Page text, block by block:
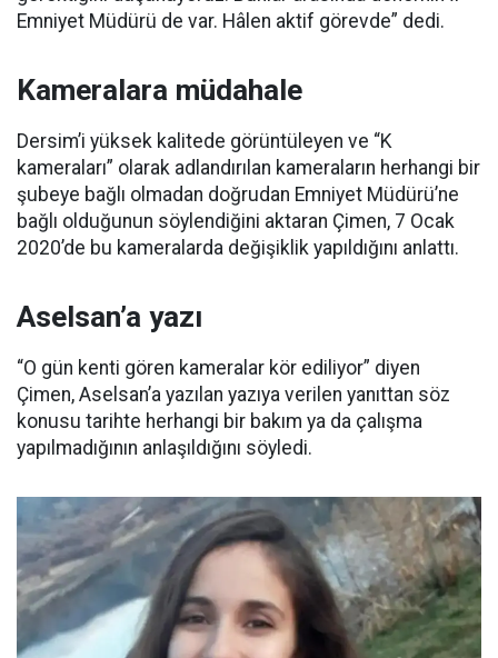
Emniyet Müdürü de var. Hâlen aktif görevde” dedi.
Kameralara müdahale
Dersim’i yüksek kalitede görüntüleyen ve “K
kameraları” olarak adlandırılan kameraların herhangi bir
şubeye bağlı olmadan doğrudan Emniyet Müdürü’ne
bağlı olduğunun söylendiğini aktaran Çimen, 7 Ocak
2020’de bu kameralarda değişiklik yapıldığını anlattı.
Aselsan’a yazı
“O gün kenti gören kameralar kör ediliyor” diyen
Çimen, Aselsan’a yazılan yazıya verilen yanıttan söz
konusu tarihte herhangi bir bakım ya da çalışma
yapılmadığının anlaşıldığını söyledi.